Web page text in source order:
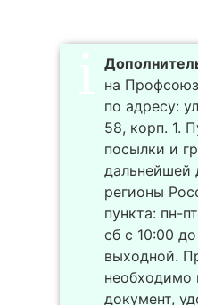
на
по адресу:
58, корп. 1.
посылки и
дальнейшей
регионы
пункта: пн-
сб с 10:00
выходной.
необходимо
документ,